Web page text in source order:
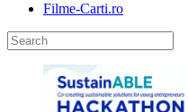
Filme-Carti.ro